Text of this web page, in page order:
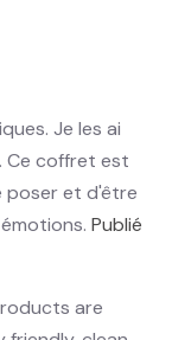
Je les ai
Ce coffret est
poser et d'être
Publié
are